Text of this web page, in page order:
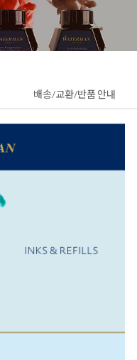
배송/교환/반품 안내